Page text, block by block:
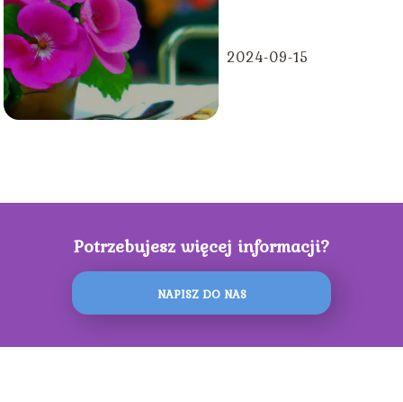
2024-09-15
Potrzebujesz więcej informacji?
NAPISZ DO NAS